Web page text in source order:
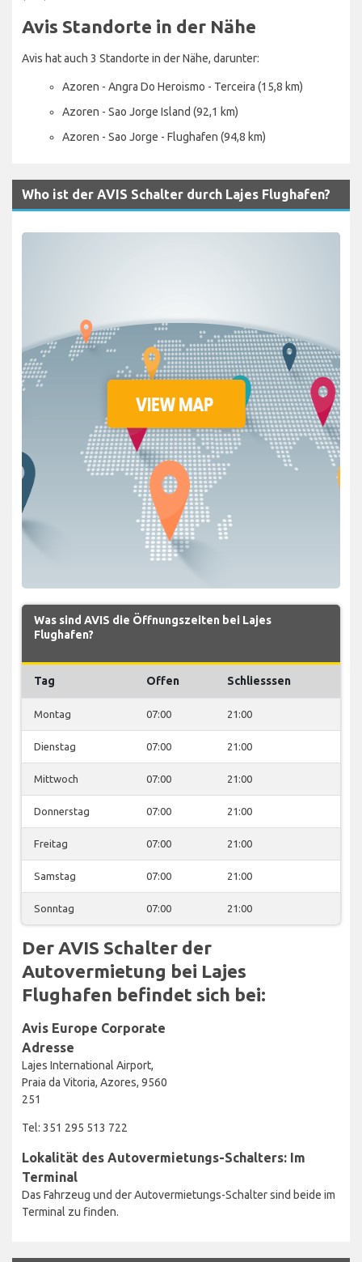
Avis Standorte in der Nähe
Avis hat auch 3 Standorte in der Nähe, darunter:
Azoren - Angra Do Heroismo - Terceira (15,8 km)
Azoren - Sao Jorge Island (92,1 km)
Azoren - Sao Jorge - Flughafen (94,8 km)
Who ist der AVIS Schalter durch Lajes Flughafen?
Was sind AVIS die Öffnungszeiten bei Lajes
Flughafen?
Tag Offen Schliesssen
Montag 07:00 21:00
Dienstag 07:00 21:00
Mittwoch 07:00 21:00
Donnerstag 07:00 21:00
Freitag 07:00 21:00
Samstag 07:00 21:00
Sonntag 07:00 21:00
Der AVIS Schalter der
Autovermietung bei Lajes
Flughafen befindet sich bei:
Avis Europe Corporate
Adresse
Lajes International Airport,
Praia da Vitoria, Azores, 9560
251
Tel: 351 295 513 722
Lokalität des Autovermietungs-Schalters: Im
Terminal
Das Fahrzeug und der Autovermietungs-Schalter sind beide im
Terminal zu finden.